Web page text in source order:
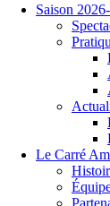
Saison
Le Carré